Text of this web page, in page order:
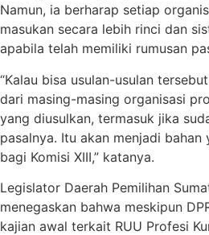
Namun, ia berharap setiap
masukan secara lebih rinci dan
apabila telah memiliki rumusan
“Kalau bisa usulan-usulan
dari masing-masing organisasi
yang diusulkan, termasuk jika
pasalnya. Itu akan menjadi bahan
bagi Komisi XIII,” katanya.
Legislator Daerah Pemilihan
menegaskan bahwa meskipun
kajian awal terkait RUU Profesi